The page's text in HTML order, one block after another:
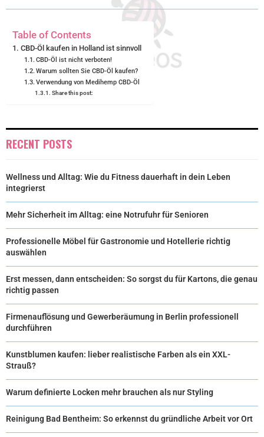
R
)
S
Table of Contents
CBD-Öl kaufen in Holland ist sinnvoll
CBD-Öl ist nicht verboten!
Warum sollten Sie CBD-Öl kaufen?
Verwendung von Medihemp CBD-Öl
Share this post:
RECENT POSTS
Wellness und Alltag: Wie du Fitness dauerhaft in dein Leben
integrierst
Mehr Sicherheit im Alltag: eine Notrufuhr für Senioren
Professionelle Möbel für Gastronomie und Hotellerie richtig
auswählen
Erst messen, dann entscheiden: So sorgst du für Kartons, die genau
richtig passen
Firmenauflösung und Gewerberäumung in Berlin professionell
durchführen
Kunstblumen kaufen: lieber realistische Farben als ein XXL-
Strauß?
Warum definierte Locken mehr brauchen als nur Styling
Reinigung Bad Bentheim: So erkennst du gründliche Arbeit vor Ort